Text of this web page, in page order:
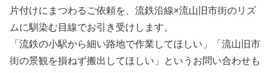
片付けにまつわるご依頼を、流鉄沿線×流山旧市街のリズ
ムに馴染む目線でお引き受けします。
「流鉄の小駅から細い路地で作業してほしい」「流山旧市
街の景観を損ねず搬出してほしい」というお問い合わせも